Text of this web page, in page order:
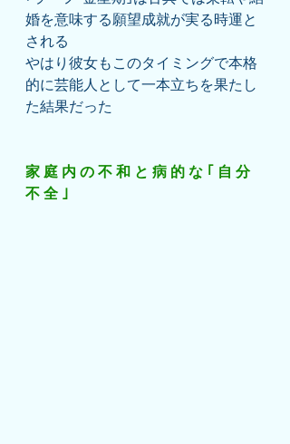
婚を意味する願望成就が実る時運と
される
やはり彼女もこのタイミングで本格
的に芸能人として一本立ちを果たし
た結果だった
家 庭 内 の 不 和 と 病 的 な ｢ 自 分
不 全 ｣